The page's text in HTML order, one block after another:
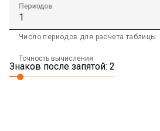
Периодов
Число периодов для расчета таблицы
Точность вычисления
Знаков после запятой: 2